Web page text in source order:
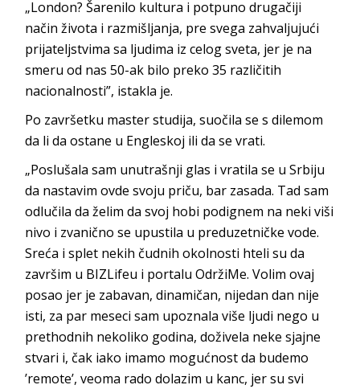
„London? Šarenilo kultura i potpuno drugačiji
način života i razmišljanja, pre svega zahvaljujući
prijateljstvima sa ljudima iz celog sveta, jer je na
smeru od nas 50-ak bilo preko 35 različitih
nacionalnosti”, istakla je.
Po završetku master studija, suočila se s dilemom
da li da ostane u Engleskoj ili da se vrati.
„Poslušala sam unutrašnji glas i vratila se u Srbiju
da nastavim ovde svoju priču, bar zasada. Tad sam
odlučila da želim da svoj hobi podignem na neki viši
nivo i zvanično se upustila u preduzetničke vode.
Sreća i splet nekih čudnih okolnosti hteli su da
završim u BIZLifeu i portaluOdržiMe. Volim ovaj
posao jer je zabavan, dinamičan, nijedan dan nije
isti, za par meseci sam upoznala više ljudi nego u
prethodnih nekoliko godina, doživela neke sjajne
stvari i, čak iako imamo mogućnost da budemo
’remote’, veoma rado dolazim u kanc, jer su svi